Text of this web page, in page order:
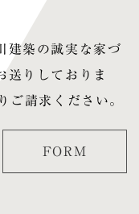
建築の誠実な家づ
送りしておりま
ご請求ください。
FORM